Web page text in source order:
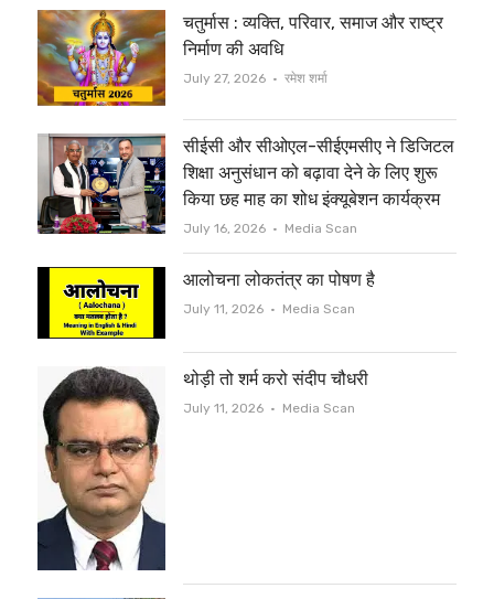
t
t
e
r
e
b
o
o
k
चतुर्मास : व्यक्ति, परिवार, समाज और राष्ट्र
निर्माण की अवधि
July 27, 2026 Author
रमेश शर्मा
सीईसी और सीओएल-सीईएमसीए ने डिजिटल
शिक्षा अनुसंधान को बढ़ावा देने के लिए शुरू
किया छह माह का शोध इंक्यूबेशन कार्यक्रम
July 16, 2026 Author
Media Scan
आलोचना लोकतंत्र का पोषण है
July 11, 2026 Author
Media Scan
थोड़ी तो शर्म करो संदीप चौधरी
July 11, 2026 Author
Media Scan